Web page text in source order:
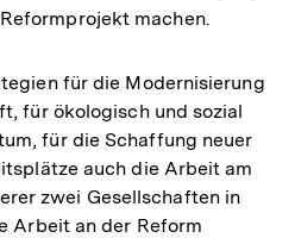
machen.
für die Modernisierung
für ökologisch und sozial
für die Schaffung neuer
auch die Arbeit am
zwei Gesellschaften in
Arbeit an der Reform